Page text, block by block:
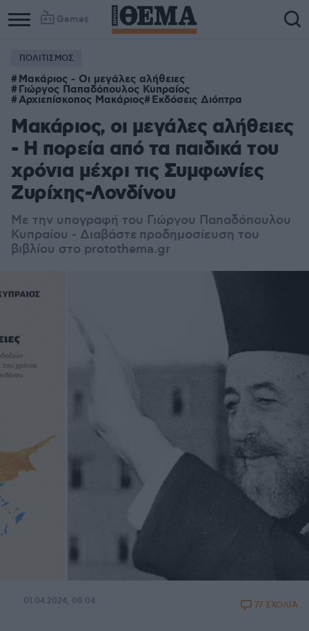
Games
ΠΟΛΙΤΙΣΜΟΣ
Μακάριος - Οι μεγάλες αλήθειες
Γιώργος Παπαδόπουλος Κυπραίος
Αρχιεπίσκοπος Μακάριος Εκδόσεις Διόπτρα
Μακάριος, οι μεγάλες αλήθειες
- Η πορεία από τα παιδικά του
χρόνια μέχρι τις Συμφωνίες
Ζυρίχης-Λονδίνου
Με την υπογραφή του Γιώργου Παπαδόπουλου
Κυπραίου - Διαβάστε προδημοσίευση του
βιβλίου στο protothema.gr
01.04.2024, 08:04 77 ΣΧΟΛΙΑ